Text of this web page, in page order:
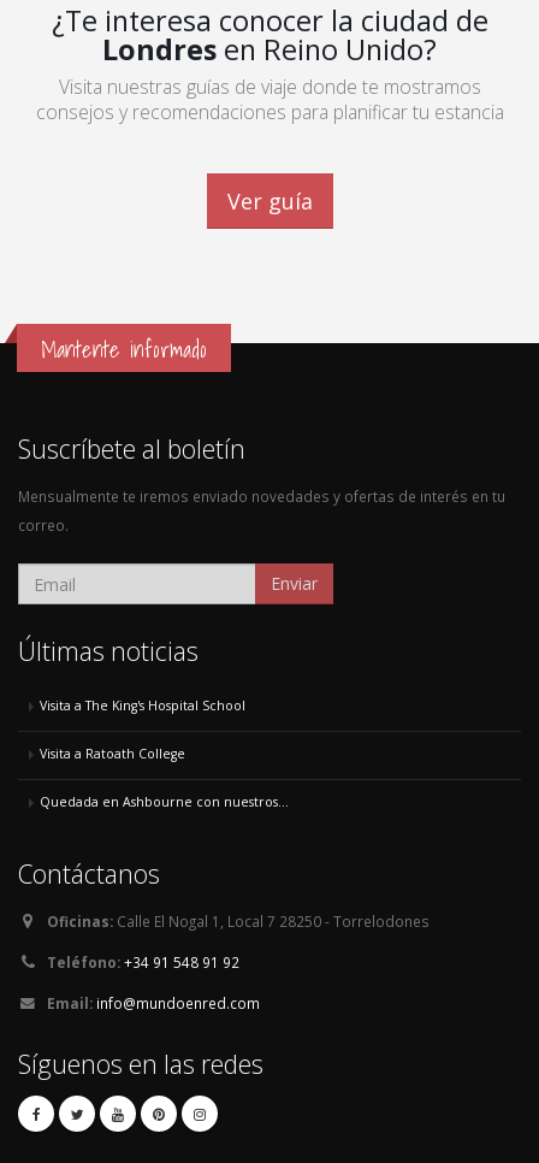
¿Te interesa conocer la ciudad de
Londres en Reino Unido?
Visita nuestras guías de viaje donde te mostramos
consejos y recomendaciones para planificar tu estancia
Ver guía
Mantente informado
Suscríbete al boletín
Mensualmente te iremos enviado novedades y ofertas de interés en tu
correo.
Enviar
Últimas noticias
Visita a The King's Hospital School
Visita a Ratoath College
Quedada en Ashbourne con nuestros...
Contáctanos
Oficinas: Calle El Nogal 1, Local 7 28250 - Torrelodones
Teléfono:+34 91 548 91 92
Email: info@mundoenred.com
Síguenos en las redes